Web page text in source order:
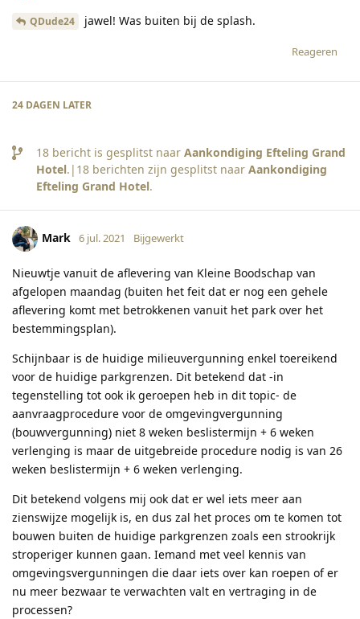
QDude24 jawel! Was buiten bij de splash.
Reageren
24 DAGEN LATER
18 bericht is gesplitst naar Aankondiging Efteling Grand
Hotel.| 18 berichten zijn gesplitst naar Aankondiging
Efteling Grand Hotel.
Mark 6 jul. 2021 Bijgewerkt
Nieuwtje vanuit de aflevering van Kleine Boodschap van
afgelopen maandag (buiten het feit dat er nog een gehele
aflevering komt met betrokkenen vanuit het park over het
bestemmingsplan).
Schijnbaar is de huidige milieuvergunning enkel toereikend
voor de huidige parkgrenzen. Dit betekend dat -in
tegenstelling tot ook ik geroepen heb in dit topic- de
aanvraagprocedure voor de omgevingvergunning
(bouwvergunning) niet 8 weken beslistermijn + 6 weken
verlenging is maar de uitgebreide procedure nodig is van 26
weken beslistermijn + 6 weken verlenging.
Dit betekend volgens mij ook dat er wel iets meer aan
zienswijze mogelijk is, en dus zal het proces om te komen tot
bouwen buiten de huidige parkgrenzen zoals een strookrijk
stroperiger kunnen gaan. Iemand met veel kennis van
omgevingsvergunningen die daar iets over kan roepen of er
nu meer bezwaar te verwachten valt en vertraging in de
processen?